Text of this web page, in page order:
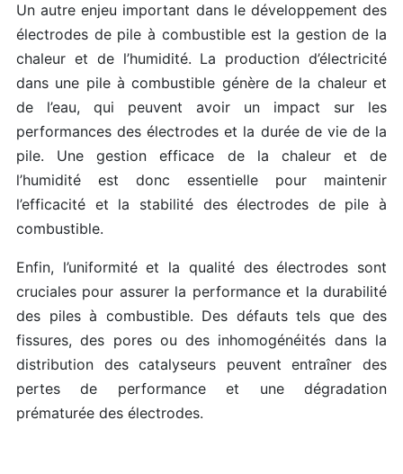
Un autre enjeu important dans le développement des
électrodes de pile à combustible est la gestion de la
chaleur et de l’humidité. La production d’électricité
dans une pile à combustible génère de la chaleur et
de l’eau, qui peuvent avoir un impact sur les
performances des électrodes et la durée de vie de la
pile. Une gestion efficace de la chaleur et de
l’humidité est donc essentielle pour maintenir
l’efficacité et la stabilité des électrodes de pile à
combustible.
Enfin, l’uniformité et la qualité des électrodes sont
cruciales pour assurer la performance et la durabilité
des piles à combustible. Des défauts tels que des
fissures, des pores ou des inhomogénéités dans la
distribution des catalyseurs peuvent entraîner des
pertes de performance et une dégradation
prématurée des électrodes.